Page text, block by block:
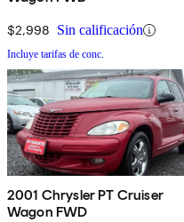
$2,998 Sin calificación
Incluye tarifas de conc.
2001 Chrysler PT Cruiser
Wagon FWD